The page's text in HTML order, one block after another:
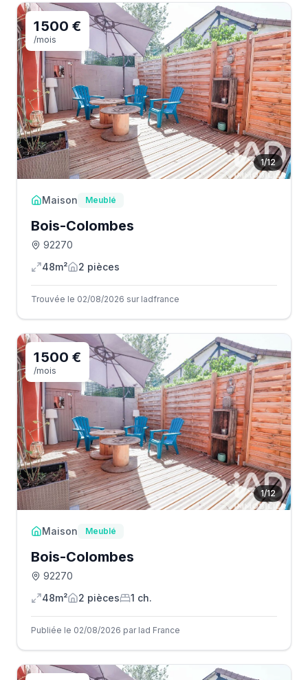
1/12
1 500 €
/mois
Maison Meublé
Bois-Colombes
92270
48m²
2 pièces
Trouvée le 02/08/2026 sur Iadfrance
1/12
1 500 €
/mois
Maison Meublé
Bois-Colombes
92270
48m²
2 pièces 1 ch.
Publiée le 02/08/2026 par Iad France